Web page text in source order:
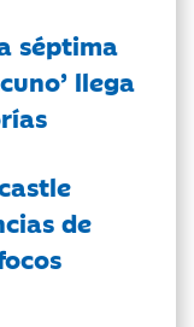
séptima
llega
de